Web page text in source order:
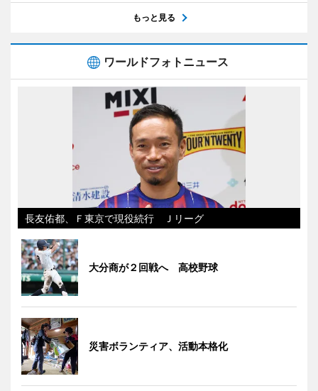
もっと見る
ワールドフォトニュース
長友佑都、Ｆ東京で現役続行 Ｊリーグ
大分商が２回戦へ 高校野球
災害ボランティア、活動本格化